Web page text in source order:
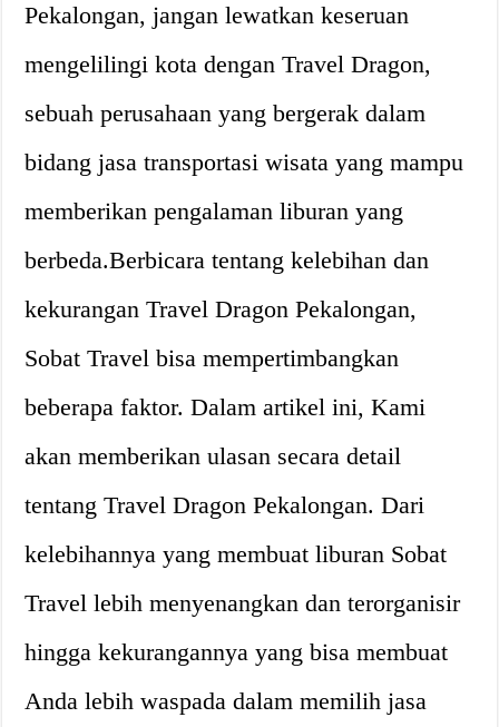
Pekalongan, jangan lewatkan keseruan
mengelilingi kota dengan Travel Dragon,
sebuah perusahaan yang bergerak dalam
bidang jasa transportasi wisata yang mampu
memberikan pengalaman liburan yang
berbeda.Berbicara tentang kelebihan dan
kekurangan Travel Dragon Pekalongan,
Sobat Travel bisa mempertimbangkan
beberapa faktor. Dalam artikel ini, Kami
akan memberikan ulasan secara detail
tentang Travel Dragon Pekalongan. Dari
kelebihannya yang membuat liburan Sobat
Travel lebih menyenangkan dan terorganisir
hingga kekurangannya yang bisa membuat
Anda lebih waspada dalam memilih jasa